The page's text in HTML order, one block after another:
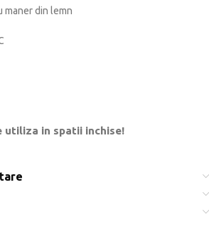
maner din lemn
utiliza in spatii inchise!